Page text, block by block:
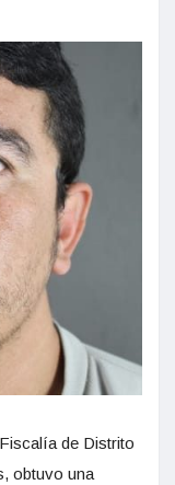
de Distrito
obtuvo una